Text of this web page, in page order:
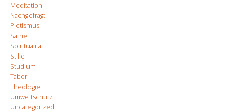
Meditation
Nachgefragt
Pietismus
Satrie
Spiritualität
Stille
Studium
Tabor
Theologie
Umweltschutz
Uncategorized